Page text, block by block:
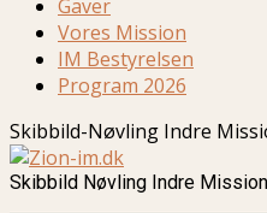
Gaver
Vores Mission
IM Bestyrelsen
Program 2026
Skibbild-Nøvling Indre
Skibbild Nøvling Indre Mission